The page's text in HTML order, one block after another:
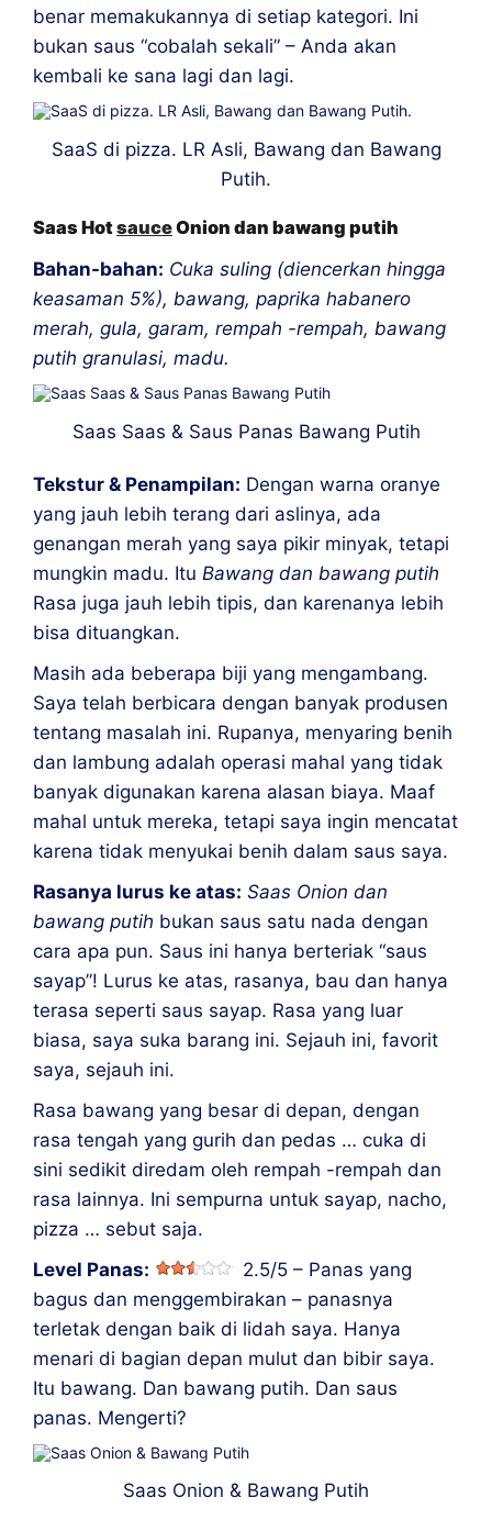
benar memakukannya di setiap kategori. Ini
bukan saus “cobalah sekali” – Anda akan
kembali ke sana lagi dan lagi.
SaaS di pizza. LR Asli, Bawang dan Bawang
Putih.
Saas HotsauceOnion dan bawang putih
Bahan-bahan: Cuka suling (diencerkan hingga
keasaman 5%), bawang, paprika habanero
merah, gula, garam, rempah -rempah, bawang
putih granulasi, madu.
Saas Saas & Saus Panas Bawang Putih
Tekstur & Penampilan: Dengan warna oranye
yang jauh lebih terang dari aslinya, ada
genangan merah yang saya pikir minyak, tetapi
mungkin madu. Itu Bawang dan bawang putih
Rasa juga jauh lebih tipis, dan karenanya lebih
bisa dituangkan.
Masih ada beberapa biji yang mengambang.
Saya telah berbicara dengan banyak produsen
tentang masalah ini. Rupanya, menyaring benih
dan lambung adalah operasi mahal yang tidak
banyak digunakan karena alasan biaya. Maaf
mahal untuk mereka, tetapi saya ingin mencatat
karena tidak menyukai benih dalam saus saya.
Rasanya lurus ke atas: Saas Onion dan
bawang putih bukan saus satu nada dengan
cara apa pun. Saus ini hanya berteriak “saus
sayap”! Lurus ke atas, rasanya, bau dan hanya
terasa seperti saus sayap. Rasa yang luar
biasa, saya suka barang ini. Sejauh ini, favorit
saya, sejauh ini.
Rasa bawang yang besar di depan, dengan
rasa tengah yang gurih dan pedas … cuka di
sini sedikit diredam oleh rempah -rempah dan
rasa lainnya. Ini sempurna untuk sayap, nacho,
pizza … sebut saja.
Level Panas:
2.5/5 – Panas yang
bagus dan menggembirakan – panasnya
terletak dengan baik di lidah saya. Hanya
menari di bagian depan mulut dan bibir saya.
Itu bawang. Dan bawang putih. Dan saus
panas. Mengerti?
Saas Onion & Bawang Putih